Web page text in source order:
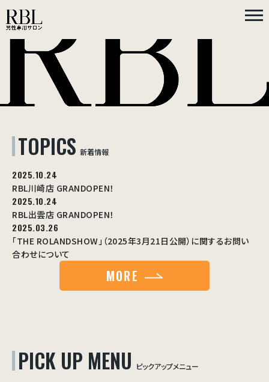
TOPICS 新着情報
2025.10.24
RBL川崎店 GRANDOPEN！
2025.10.24
RBL出雲店 GRANDOPEN！
2025.03.26
「THE ROLANDSHOW」（2025年3月21日公開）に関するお問い
合わせについて
MORE
PICK UP MENU ピックアップメニュー